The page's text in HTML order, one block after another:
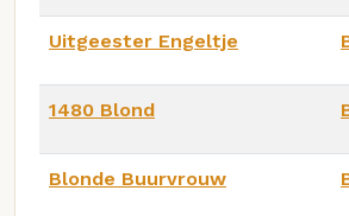
Uitgeester Engeltje
1480 Blond
Blonde Buurvrouw